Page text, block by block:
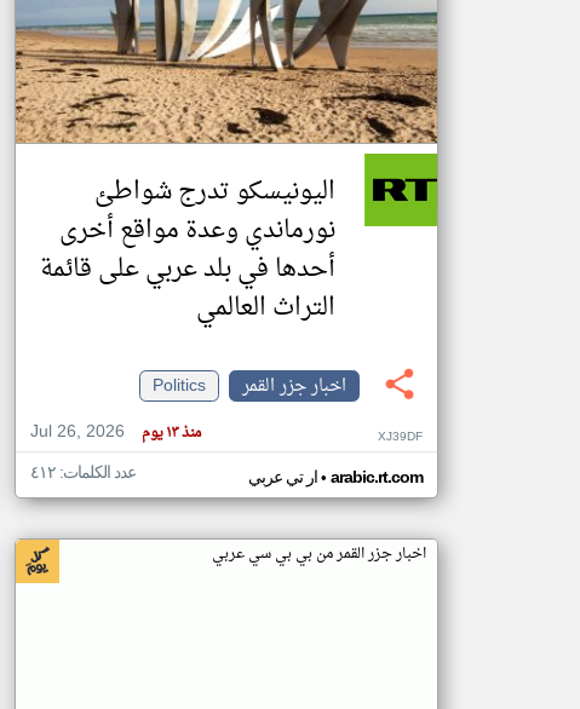
اليونيسكو تدرج شواطئ
نورماندي وعدة مواقع أخرى
أحدها في بلد عربي على قائمة
التراث العالمي
اخبار جزر القمر
Politics
Jul 26, 2026
منذ ١٣ يوم XJ39DF
ار تي عربي• arabic.rt.com عدد الكلمات: ٤١٢
اخبار جزر القمر من بي بي سي عربي